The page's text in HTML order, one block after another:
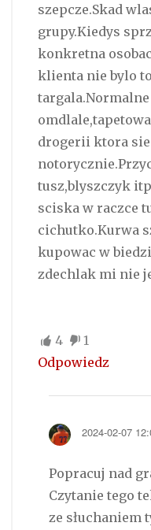
szepcze.Skad
grupy.Kiedys
konkretna
klienta nie bylo
drogerii ktora
tusz,blyszczyk
sciska w raczce
cichutko.Kurwa
kupowac w
zdechlak mi nie
4
1
Odpowiedz
2024-02-07
Popracuj nad
Czytanie tego
ze słuchaniem